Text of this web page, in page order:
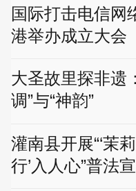
国际打击电信网
港举办成立大会
大圣故里探非遗
调”与“神韵”
灌南县开展“‘茉
行’入人心”普法